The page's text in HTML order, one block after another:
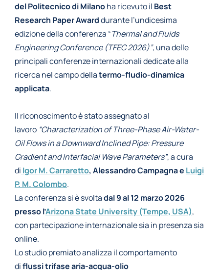
del Politecnico di Milanoha ricevuto il Best
Research Paper Awarddurante l’undicesima
edizione della conferenza “Thermal and Fluids
Engineering Conference (TFEC 2026)”, una delle
principali conferenze internazionali dedicate alla
ricerca nel campo dellatermo-fludio-dinamica
applicata.
Il riconoscimento è stato assegnato al
lavoro “Characterization of Three-Phase Air-Water-
Oil Flows in a Downward Inclined Pipe: Pressure
Gradient and Interfacial Wave Parameters”, a cura
di Igor M. Carraretto, Alessandro Campagna e Luigi
P. M. Colombo.
La conferenza si è svoltadal 9 al 12 marzo 2026
presso l’Arizona State University (Tempe, USA),
con partecipazione internazionale sia in presenza sia
online.
Lo studio premiato analizza il comportamento
diflussi trifase aria-acqua-olio